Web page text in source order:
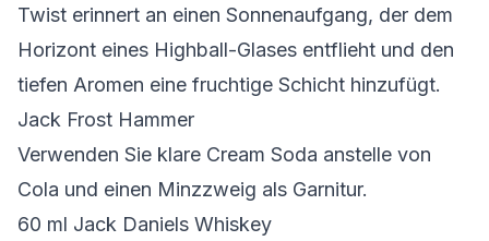
Twist erinnert an einen Sonnenaufgang, der dem
Horizont eines Highball-Glases entflieht und den
tiefen Aromen eine fruchtige Schicht hinzufügt.
Jack Frost Hammer
Verwenden Sie klare Cream Soda anstelle von
Cola und einen Minzzweig als Garnitur.
60 ml Jack Daniels Whiskey